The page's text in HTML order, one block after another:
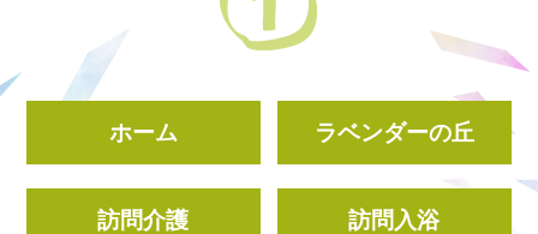
ホーム ラベンダーの丘
訪問介護 訪問入浴